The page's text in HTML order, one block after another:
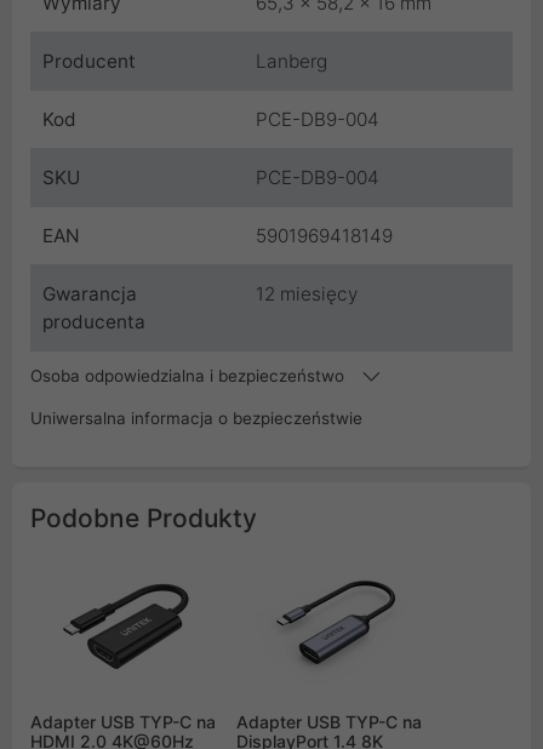
Producent Lanberg
Kod PCE-DB9-004
SKU PCE-DB9-004
EAN 5901969418149
Gwarancja
producenta
12 miesięcy
Osoba odpowiedzialna i bezpieczeństwo
Uniwersalna informacja o bezpieczeństwie
Podobne Produkty
Adapter USB TYP-C na
HDMI 2.0 4K@60Hz
Adapter USB TYP-C na
DisplayPort 1.4 8K